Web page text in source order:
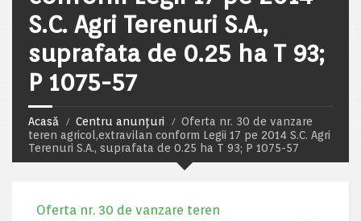
S.C. Agri Terenuri S.A.,
suprafata de 0.25 ha T 93;
P 1075-57
Acasă Centru anunțuri
Oferta nr. 30 de vanzare
teren agricol,extravilan conform Legii 17 pe 2014 S.C. Agri
Terenuri S.A., suprafata de 0.25 ha T 93; P 1075-57
Oferta nr. 30 de vanzare teren